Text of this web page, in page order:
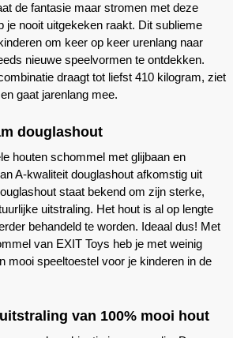
de fantasie maar stromen met deze
je nooit uitgekeken raakt. Dit sublieme
om keer op keer urenlang naar
nieuwe speelvormen te ontdekken.
draagt tot liefst 410 kilogram, ziet
gaat jarenlang mee.
douglashout
houten schommel met glijbaan en
A-kwaliteit douglashout afkomstig uit
staat bekend om zijn sterke,
uitstraling. Het hout is al op lengte
behandeld te worden. Ideaal dus! Met
van EXIT Toys heb je met weinig
mooi speeltoestel voor je kinderen in de
van 100% mooi hout